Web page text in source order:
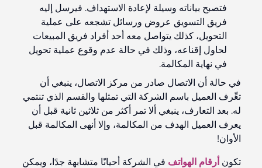
فتصبح بياناته وسيلة لإعادة الاستهداف. فيرسل إليه
فريق التسويق عروض ورسائل تشجعه على عملية
التحويل، كذلك يتواصل معه أحد أفراد فريق المبيعات
لحاول إقناعه، وذلك في حالة عدم وقوع عملية تحويل
في نهاية المكالمة.
في حالة أن الاتصال صادر من مركز الاتصال، ينبغي أن
تعِّرف العميل باسم الشركة التي تمثلها والقسم الذي تنتمي
له. بعد التعارف، ينبغي ألا تمر أكثر من ثلاثين ثانية قبل أن
يعرف العميل الهدف من المكالمة، وإلا أنهى المكالمة قبل
الأوان!
تكون أرقام الهواتف في الشركة أحيانًا متشابهة جدًا، ويمكن